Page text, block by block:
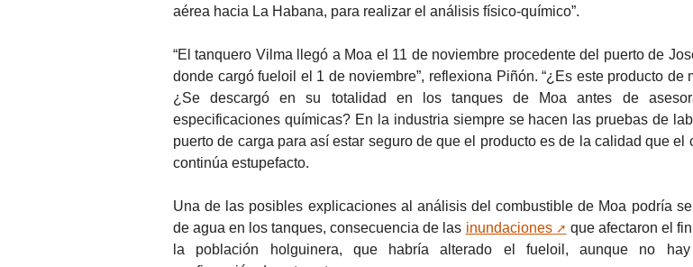
aérea hacia La Habana, para realizar el análisis físico-químico”.
“El tanquero Vilma llegó a Moa el 11 de noviembre procedente del puerto de
donde cargó fueloil el 1 de noviembre”, reflexiona Piñón. “¿Es este producto de
¿Se descargó en su totalidad en los tanques de Moa antes de
especificaciones químicas? En la industria siempre se hacen las pruebas de
puerto de carga para así estar seguro de que el producto es de la calidad que el
continúa estupefacto.
Una de las posibles explicaciones al análisis del combustible de Moa podría
de agua en los tanques, consecuencia de las inundaciones
que afectaron el
la población holguinera, que habría alterado el fueloil, aunque no hay